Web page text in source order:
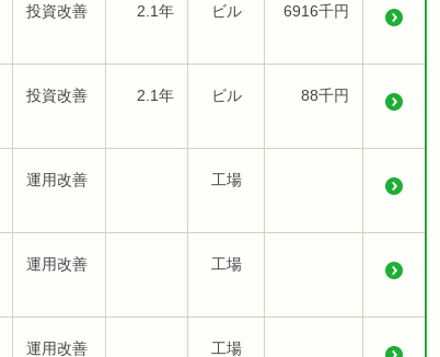
投資改善 2.1年 ビル 6916千円
投資改善 2.1年 ビル 88千円
運用改善 工場
運用改善 工場
運用改善 工場